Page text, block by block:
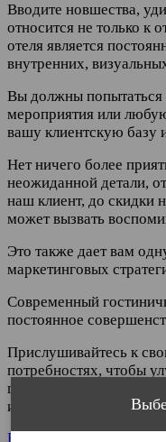
Вводите новшества,
относится не только к
отеля является
внутренних,
Вы должны попытаться
мероприятия или
вашу клиентскую базу
Нет ничего более
неожиданной детали,
наш клиент, до скидки
может вызвать
Это также дает вам
маркетинговых
Современный
постоянное
Прислушивайтесь к
потребностях, чтобы
гостем, они наверняка
инноваций.
Вернуться к списку